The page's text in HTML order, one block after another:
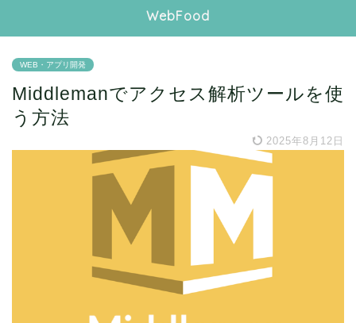
WebFood
WEB・アプリ開発
Middlemanでアクセス解析ツールを使
う方法
2025年8月12日